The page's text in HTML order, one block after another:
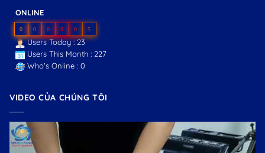
ONLINE
0 0 0 9 0 5
Users Today : 23
Users This Month : 227
Who's Online : 0
VIDEO CỦA CHÚNG TÔI